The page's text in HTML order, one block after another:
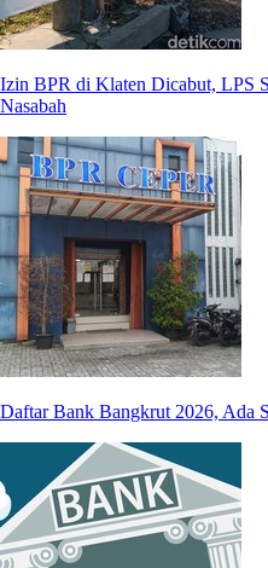
Izin BPR di Klaten Dicabut, LPS
Nasabah
Daftar Bank Bangkrut 2026, Ada